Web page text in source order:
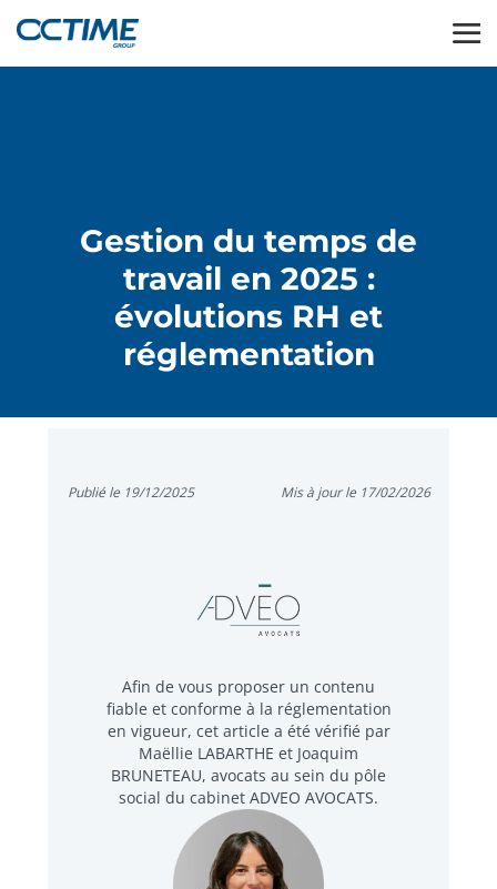
Gestion du temps de
travail en 2025 :
évolutions RH et
réglementation
Publié le 19/12/2025 Mis à jour le 17/02/2026
Afin de vous proposer un contenu
fiable et conforme à la réglementation
en vigueur, cet article a été vérifié par
Maëllie LABARTHE et Joaquim
BRUNETEAU, avocats au sein du pôle
social du cabinet ADVEO AVOCATS.